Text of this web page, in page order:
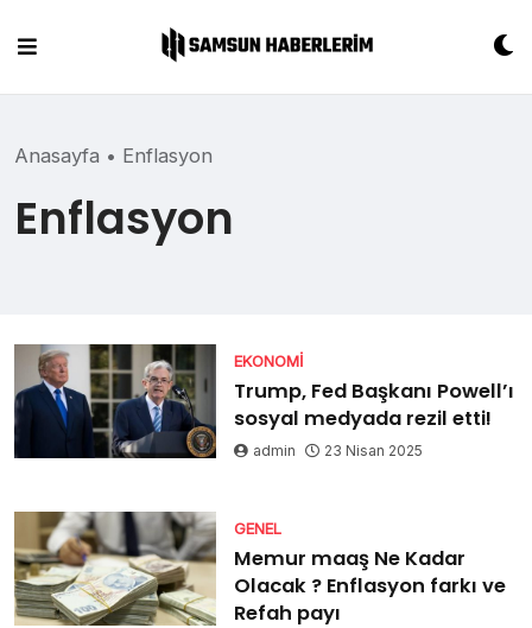
content
Anasayfa • Enflasyon
Enflasyon
EKONOMI
Trump, Fed Başkanı Powell’ı
sosyal medyada rezil etti!
admin 23 Nisan 2025
GENEL
Memur maaş Ne Kadar
Olacak ? Enflasyon farkı ve
Refah payı